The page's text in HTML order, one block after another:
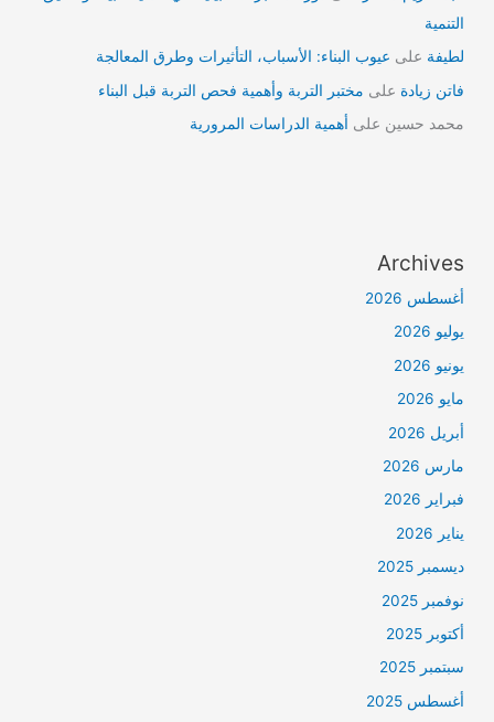
التنمية
لطيفة على عيوب البناء: الأسباب، التأثيرات وطرق المعالجة
فاتن زيادة على مختبر التربة وأهمية فحص التربة قبل البناء
محمد حسين على أهمية الدراسات المرورية
Archives
أغسطس 2026
يوليو 2026
يونيو 2026
مايو 2026
أبريل 2026
مارس 2026
فبراير 2026
يناير 2026
ديسمبر 2025
نوفمبر 2025
أكتوبر 2025
سبتمبر 2025
أغسطس 2025